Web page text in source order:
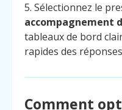
Contact
5. Sélectionnez le
accompagnement
tableaux de bord
rapides des
Comment